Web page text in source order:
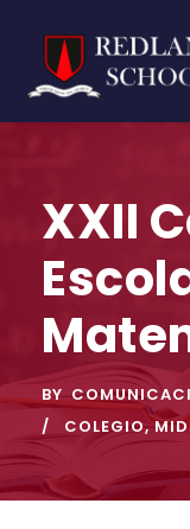
XXII
BY
COLEGIO,